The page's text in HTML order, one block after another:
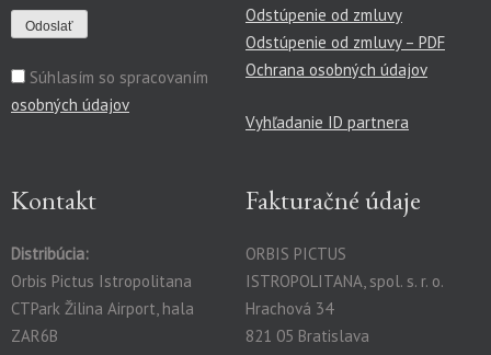
Súhlasím so spracovaním
osobných údajov
Odstúpenie od zmluvy
Odstúpenie od zmluvy – PDF
Ochrana osobných údajov
Vyhľadanie ID partnera
Kontakt
Distribúcia:
Orbis Pictus Istropolitana
CTPark Žilina Airport, hala
ZAR6B
Fakturačné údaje
ORBIS PICTUS
ISTROPOLITANA, spol. s. r. o.
Hrachová 34
821 05 Bratislava